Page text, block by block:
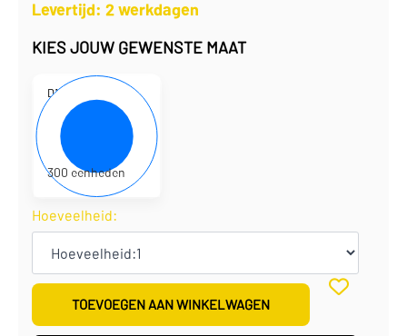
Levertijd: 2 werkdagen
KIES JOUW GEWENSTE MAAT
D130107
12 x 9 x 40 + 5 cm
0,80 per eenheid
240,38 per doos
300 eenheden
Hoeveelheid:
TOEVOEGEN AAN WINKELWAGEN